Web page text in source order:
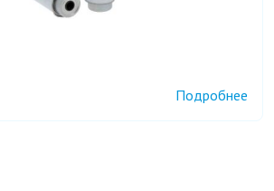
Подробнее